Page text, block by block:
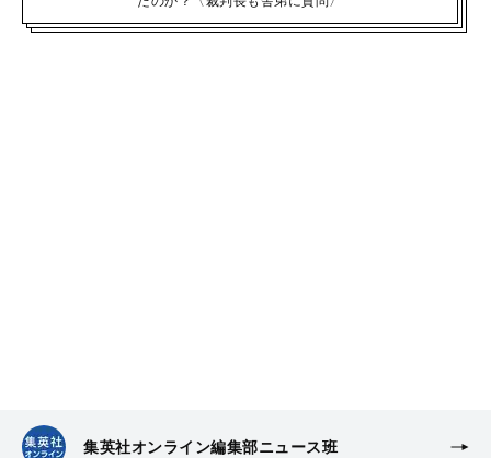
集英社オンライン編集部ニュース班